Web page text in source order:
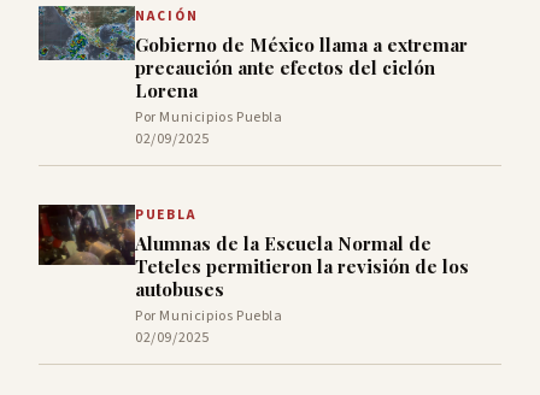
NACIÓN
Gobierno de México llama a extremar
precaución ante efectos del ciclón
Lorena
Por Municipios Puebla
02/09/2025
PUEBLA
Alumnas de la Escuela Normal de
Teteles permitieron la revisión de los
autobuses
Por Municipios Puebla
02/09/2025